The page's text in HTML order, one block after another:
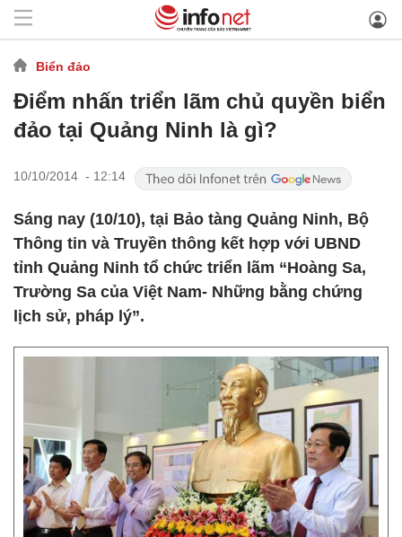
Biển đảo
Điểm nhấn triển lãm chủ quyền biển
đảo tại Quảng Ninh là gì?
10/10/2014 - 12:14
Sáng nay (10/10), tại Bảo tàng Quảng Ninh, Bộ
Thông tin và Truyền thông kết hợp với UBND
tỉnh Quảng Ninh tổ chức triển lãm “Hoàng Sa,
Trường Sa của Việt Nam- Những bằng chứng
lịch sử, pháp lý”.